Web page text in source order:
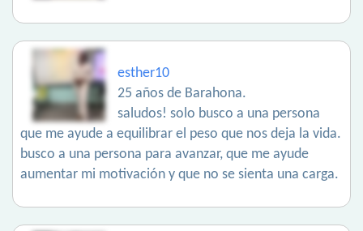
esther10
25 años de Barahona.
saludos! solo busco a una persona
que me ayude a equilibrar el peso que nos deja la vida.
busco a una persona para avanzar, que me ayude
aumentar mi motivación y que no se sienta una carga.